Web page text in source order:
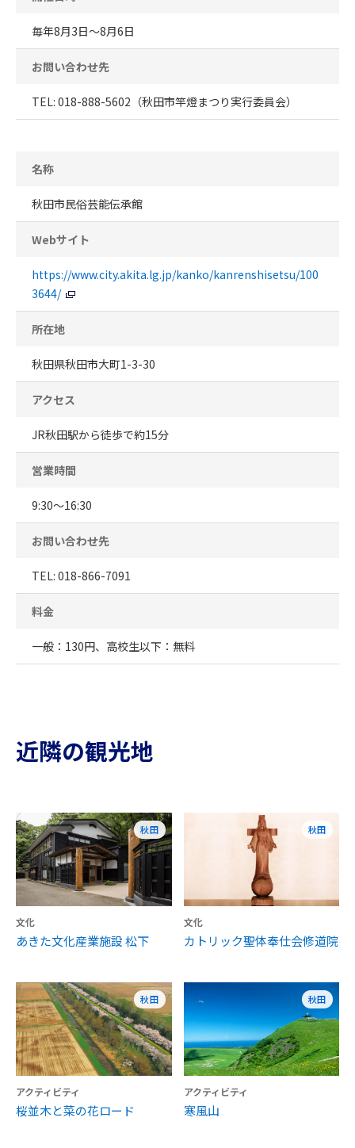
毎年8月3日～8月6日
お問い合わせ先
TEL: 018-888-5602（秋田市竿燈まつり実行委員会）
名称
秋田市民俗芸能伝承館
Webサイト
https://www.city.akita.lg.jp/kanko/kanrenshisetsu/100
3644/
所在地
秋田県秋田市大町1-3-30
アクセス
JR秋田駅から徒歩で約15分
営業時間
9:30～16:30
お問い合わせ先
TEL: 018-866-7091
料金
一般：130円、高校生以下：無料
近隣の観光地
秋田
文化
あきた文化産業施設 松下
秋田
文化
カトリック聖体奉仕会修道院
秋田
アクティビティ
桜並木と菜の花ロード
秋田
アクティビティ
寒風山